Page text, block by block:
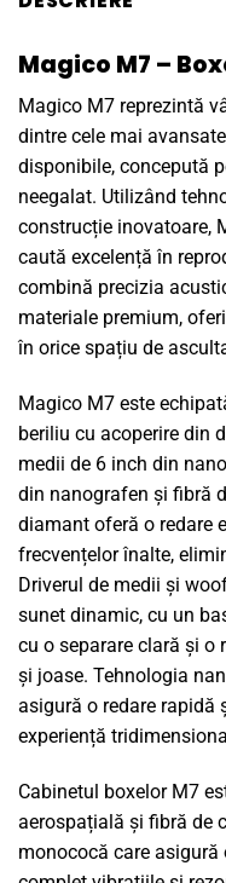
Magico M7 –
Magico M7 reprezintă
dintre cele mai
disponibile, concepută
neegalat. Utilizând
construcție inovatoare,
caută excelență în
combină precizia
materiale premium,
în orice spațiu de
Magico M7 este
beriliu cu acoperire din
medii de 6 inch din
din nanografen și fibră
diamant oferă o redare
frecvențelor înalte,
Driverul de medii și
sunet dinamic, cu un
cu o separare clară și o
și joase. Tehnologia
asigură o redare rapidă
experiență
Cabinetul boxelor M7
aerospațială și fibră de
monococă care